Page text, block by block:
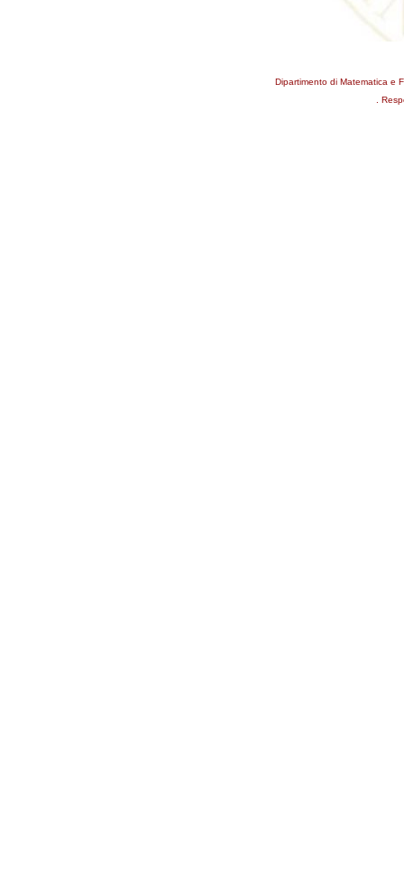
Dipartimento di Matematica e
.